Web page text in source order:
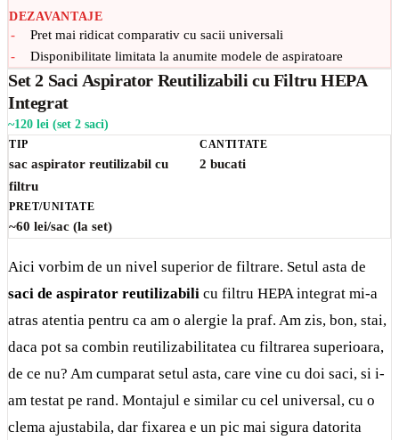
DEZAVANTAJE
Pret mai ridicat comparativ cu sacii universali
Disponibilitate limitata la anumite modele de aspiratoare
Set 2 Saci Aspirator Reutilizabili cu Filtru HEPA
Integrat
~120 lei (set 2 saci)
TIP
sac aspirator reutilizabil cu
filtru
CANTITATE
2 bucati
PRET/UNITATE
~60 lei/sac (la set)
Aici vorbim de un nivel superior de filtrare. Setul asta de
saci de aspirator reutilizabili cu filtru HEPA integrat mi-a
atras atentia pentru ca am o alergie la praf. Am zis, bon, stai,
daca pot sa combin reutilizabilitatea cu filtrarea superioara,
de ce nu? Am cumparat setul asta, care vine cu doi saci, si i-
am testat pe rand. Montajul e similar cu cel universal, cu o
clema ajustabila, dar fixarea e un pic mai sigura datorita